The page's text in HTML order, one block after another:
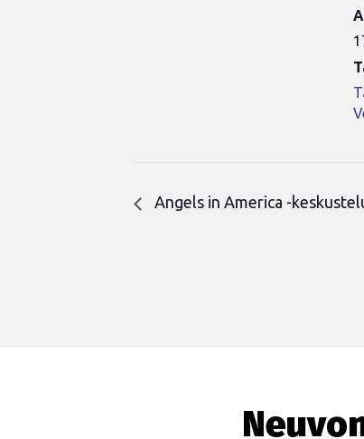
Angels in America -